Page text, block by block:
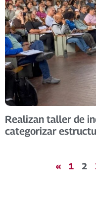
Realizan taller de
categorizar
« 1 2